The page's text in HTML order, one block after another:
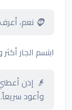
🧔 نعم،
ابتسم الجار
👴 إذن
وأعود سريعاً.